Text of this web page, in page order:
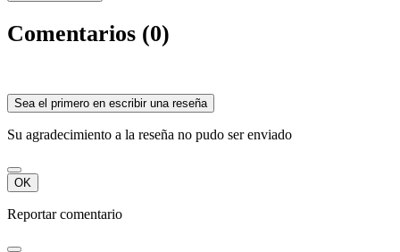
Comentarios (0)
Sea el primero en escribir una reseña
Su agradecimiento a la reseña no pudo ser enviado
OK
Reportar comentario